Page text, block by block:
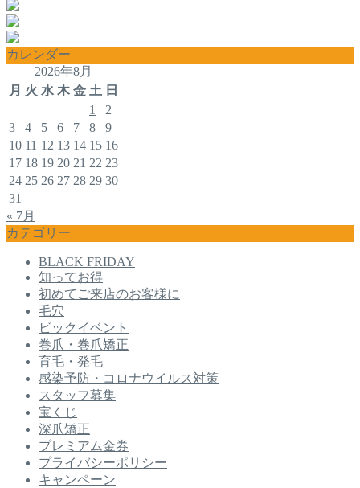
カレンダー
2026年8月
月 火 水 木 金 土 日
1
2
3
4 5 6 7 8
9
10 11 12 13 14 15 16
17 18 19 20 21 22 23
24 25 26 27 28 29 30
31
« 7月
カテゴリー
BLACK FRIDAY
知ってお得
初めてご来店のお客様に
毛穴
ビックイベント
巻爪・巻爪矯正
育毛・発毛
感染予防・コロナウイルス対策
スタッフ募集
宝くじ
深爪矯正
プレミアム金券
プライバシーポリシー
キャンペーン